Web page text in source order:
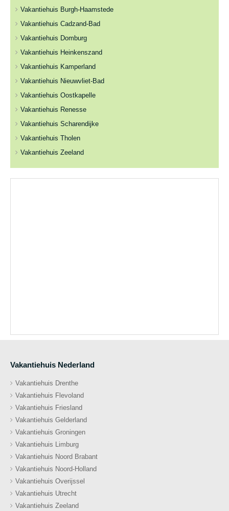
Vakantiehuis Burgh-Haamstede
Vakantiehuis Cadzand-Bad
Vakantiehuis Domburg
Vakantiehuis Heinkenszand
Vakantiehuis Kamperland
Vakantiehuis Nieuwvliet-Bad
Vakantiehuis Oostkapelle
Vakantiehuis Renesse
Vakantiehuis Scharendijke
Vakantiehuis Tholen
Vakantiehuis Zeeland
Vakantiehuis Nederland
Vakantiehuis Drenthe
Vakantiehuis Flevoland
Vakantiehuis Friesland
Vakantiehuis Gelderland
Vakantiehuis Groningen
Vakantiehuis Limburg
Vakantiehuis Noord Brabant
Vakantiehuis Noord-Holland
Vakantiehuis Overijssel
Vakantiehuis Utrecht
Vakantiehuis Zeeland